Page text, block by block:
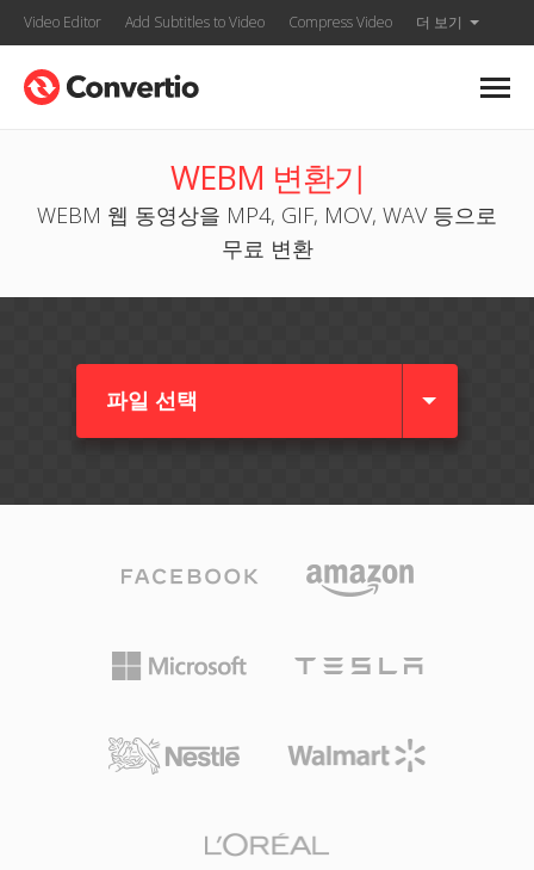
Video Editor Add Subtitles to Video Compress Video 더 보기
WEBM 변환기
WEBM 웹 동영상을 MP4, GIF, MOV, WAV 등으로
무료 변환
파일 선택